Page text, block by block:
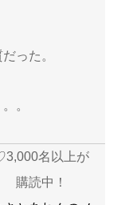
った。
。
名以上が
購読中！